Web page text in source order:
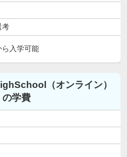
考
ら入学可能
（オンライン）
の学費